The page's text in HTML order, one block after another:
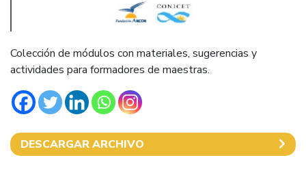
Colección de módulos con materiales, sugerencias y
actividades para formadores de maestras.
DESCARGAR ARCHIVO